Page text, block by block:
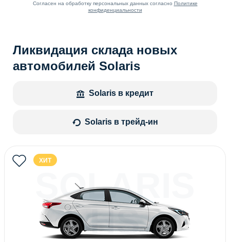
Согласен на обработку персональных данных согласно Политике
конфиденциальности
Ликвидация склада новых
автомобилей Solaris
Solaris в кредит
Solaris в трейд-ин
ХИТ
SOLARIS
HS